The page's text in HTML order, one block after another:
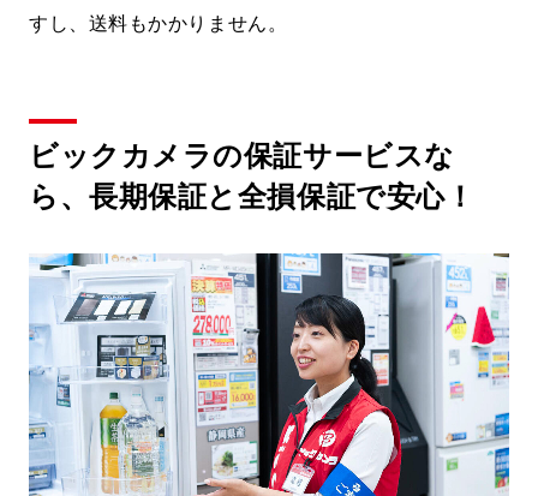
すし、送料もかかりません。
ビックカメラの保証サービスな
ら、長期保証と全損保証で安心！